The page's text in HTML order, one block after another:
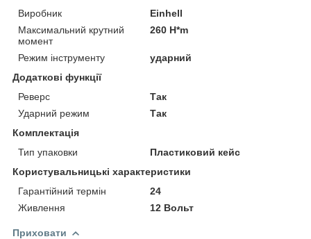
Виробник
Einhell
Максимальний крутний
момент
260 H*m
Режим інструменту
ударний
Додаткові функції
Реверс
Так
Ударний режим
Так
Комплектація
Тип упаковки
Пластиковий кейс
Користувальницькі характеристики
Гарантійний термін
24
Живлення
12 Вольт
Приховати